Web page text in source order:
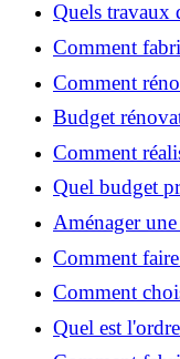
Quels travaux
éligibles à
Comment
maison ?
Comment
ruiner ?
Budget
astuces
Comment
maison efficace
Quel budget
2026 ?
Aménager
de place pour
Comment
fait maison ?
Comment
travaux de
Quel est
rénovation ?